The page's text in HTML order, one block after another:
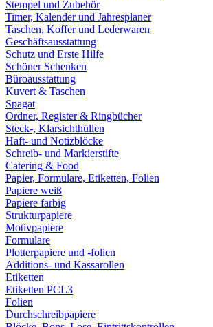
Stempel und Zubehör
Timer, Kalender und Jahresplaner
Taschen, Koffer und Lederwaren
Geschäftsausstattung
Schutz und Erste Hilfe
Schöner Schenken
Büroausstattung
Kuvert & Taschen
Spagat
Ordner, Register & Ringbücher
Steck-, Klarsichthüllen
Haft- und Notizblöcke
Schreib- und Markierstifte
Catering & Food
Papier, Formulare, Etiketten, Folien
Papiere weiß
Papiere farbig
Strukturpapiere
Motivpapiere
Formulare
Plotterpapiere und -folien
Additions- und Kassarollen
Etiketten
Etiketten PCL3
Folien
Durchschreibpapiere